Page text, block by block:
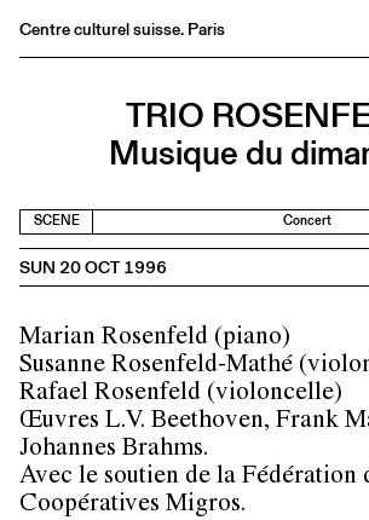
Centre culturel suisse. Paris
Medias
Publications
FR/EN
TRIO
Musique du
SCENE Concert
SUN 20 OCT 1996
Marian Rosenfeld (piano)
Susanne Rosenfeld-Mathé
Rafael Rosenfeld (violoncelle)
Œuvres L.V. Beethoven, Frank
Johannes Brahms.
Avec le soutien de la Fédération
Coopératives Migros.